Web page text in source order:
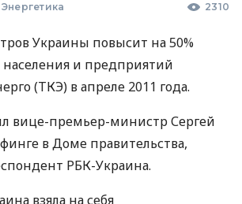
Энергетика 2310
Украины повысит на 50%
населения и предприятий
(ТКЭ) в апреле 2011 года.
вице-премьер-министр Сергей
в Доме правительства,
РБК-Украина.
взяла на себя